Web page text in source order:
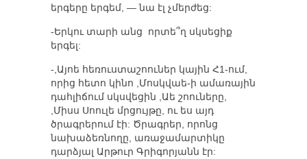
երգերը երգեմ, — նա էլ չմերժեց:
-Երկու տարի անց որտե՞ղ սկսեցիք
երգել:
-,Այոե հեռուստաշոուներ կային Հ1-ում,
որից հետո կինո ,Մոսկվաե-ի ամառային
դահլիճում սկսվեցին ,Աե շոուները,
,Միսս Սոուլե մրցույթը, ու ես այդ
ծրագրերում էի: Ծրագրեր, որոնց
նախաձեռնողը, առաջամարտիկը
դարձյալ Արթուր Գրիգորյանն էր: